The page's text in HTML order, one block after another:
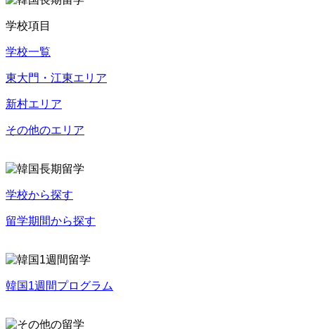
学校項目
学校一覧
東大門・江東エリア
新村エリア
その他のエリア
学校から探す
留学期間から探す
韓国1週間プログラム